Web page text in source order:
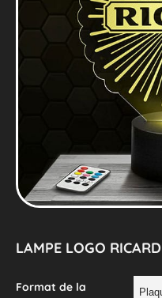
LAMPE LOGO RICARD
Format de la